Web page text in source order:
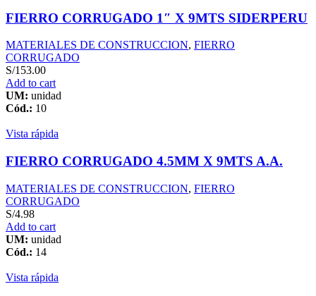
FIERRO CORRUGADO 1″ X 9MTS SIDERPERU
MATERIALES DE CONSTRUCCION, FIERRO
CORRUGADO
S/153.00
Add to cart
UM: unidad
Cód.: 10
Vista rápida
FIERRO CORRUGADO 4.5MM X 9MTS A.A.
MATERIALES DE CONSTRUCCION, FIERRO
CORRUGADO
S/4.98
Add to cart
UM: unidad
Cód.: 14
Vista rápida